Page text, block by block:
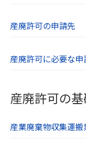
産廃許可の申請先
産廃許可に必要な申
産廃許可の
産業廃棄物収集運